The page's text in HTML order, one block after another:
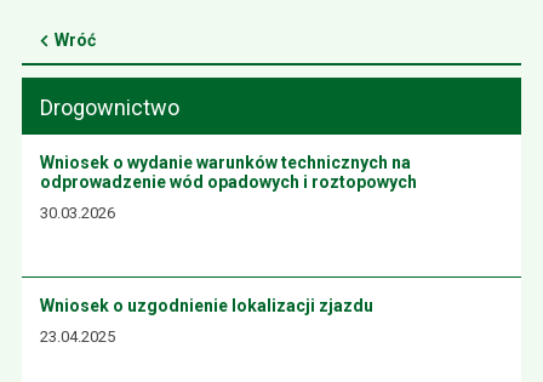
Wróć
Drogownictwo
Wniosek o wydanie warunków technicznych na
odprowadzenie wód opadowych i roztopowych
30.03.2026
Wniosek o uzgodnienie lokalizacji zjazdu
23.04.2025